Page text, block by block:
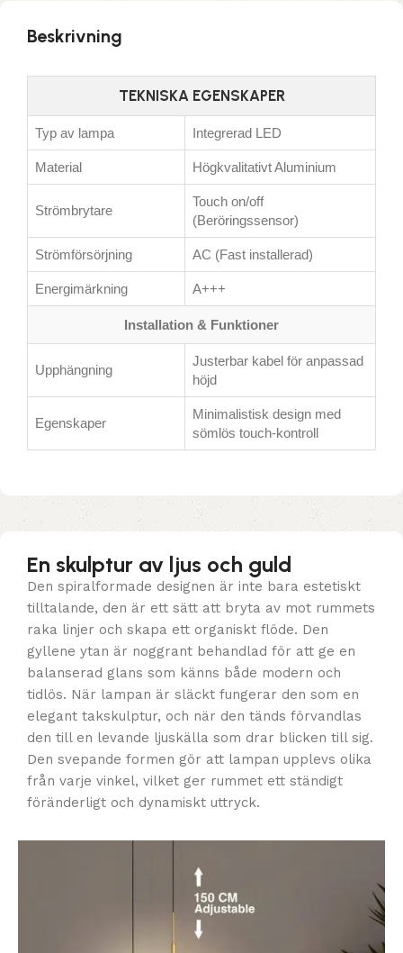
Beskrivning
TEKNISKA EGENSKAPER
Typ av lampa Integrerad LED
Material Högkvalitativt Aluminium
Strömbrytare
Touch on/off
(Beröringssensor)
Strömförsörjning AC (Fast installerad)
Energimärkning A+++
Installation & Funktioner
Upphängning
Justerbar kabel för anpassad
höjd
Egenskaper
Minimalistisk design med
sömlös touch-kontroll
En skulptur av ljus och guld
Den spiralformade designen är inte bara estetiskt
tilltalande, den är ett sätt att bryta av mot rummets
raka linjer och skapa ett organiskt flöde. Den
gyllene ytan är noggrant behandlad för att ge en
balanserad glans som känns både modern och
tidlös. När lampan är släckt fungerar den som en
elegant takskulptur, och när den tänds förvandlas
den till en levande ljuskälla som drar blicken till sig.
Den svepande formen gör att lampan upplevs olika
från varje vinkel, vilket ger rummet ett ständigt
föränderligt och dynamiskt uttryck.